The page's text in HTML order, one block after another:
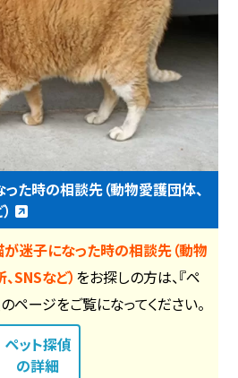
た時の相談先（動物愛護団体、
が迷子になった時の相談先（動物
SNSなど） をお探しの方は、『ペ
ページをご覧になってください。
ペット探偵
の詳細